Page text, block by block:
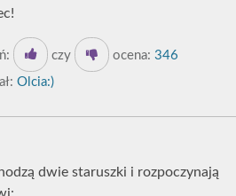
czy ocena: 346
Olcia:)
dwie staruszki i rozpoczynają